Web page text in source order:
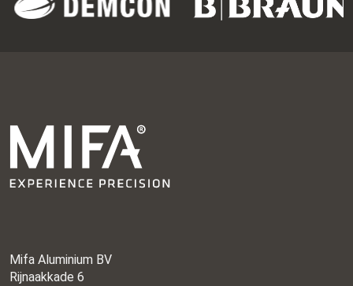
Mifa Aluminium BV
Rijnaakkade 6